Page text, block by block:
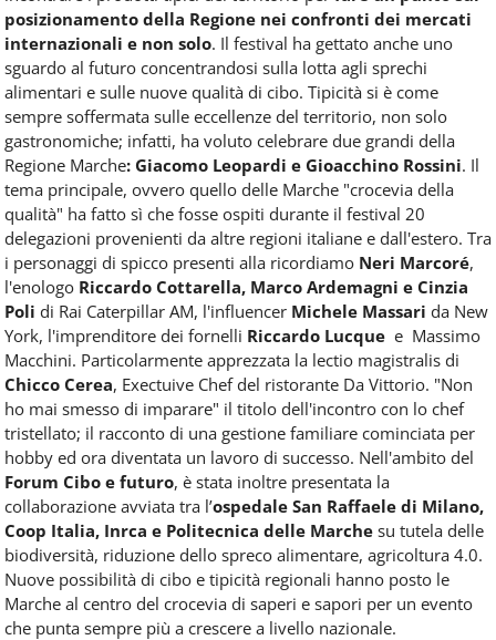
comparto
Horeca.
posizionamento della Regione nei confronti dei mercati
internazionali e non solo. Il festival ha gettato anche uno
sguardo al futuro concentrandosi sulla lotta agli sprechi
alimentari e sulle nuove qualità di cibo. Tipicità si è come
sempre soffermata sulle eccellenze del territorio, non solo
gastronomiche; infatti, ha voluto celebrare due grandi della
Regione Marche: Giacomo Leopardi e Gioacchino Rossini. Il
tema principale, ovvero quello delle Marche "crocevia della
qualità" ha fatto sì che fosse ospiti durante il festival 20
delegazioni provenienti da altre regioni italiane e dall'estero. Tra
i personaggi di spicco presenti alla ricordiamo Neri Marcoré,
l'enologo Riccardo Cottarella, Marco Ardemagni e Cinzia
Poli di Rai Caterpillar AM, l'influencer Michele Massari da New
York, l'imprenditore dei fornelli Riccardo Lucque e Massimo
Macchini. Particolarmente apprezzata la lectio magistralis di
Chicco Cerea, Exectuive Chef del ristorante Da Vittorio. "Non
ho mai smesso di imparare" il titolo dell'incontro con lo chef
tristellato; il racconto di una gestione familiare cominciata per
hobby ed ora diventata un lavoro di successo. Nell'ambito del
Forum Cibo e futuro, è stata inoltre presentata la
collaborazione avviata tra l’ospedale San Raffaele di Milano,
Coop Italia, Inrca e Politecnica delle Marche su tutela delle
biodiversità, riduzione dello spreco alimentare, agricoltura 4.0.
Nuove possibilità di cibo e tipicità regionali hanno posto le
Marche al centro del crocevia di saperi e sapori per un evento
che punta sempre più a crescere a livello nazionale.